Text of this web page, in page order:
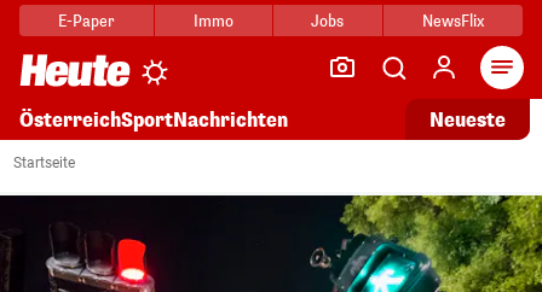
E-Paper Immo Jobs NewsFlix
ÖsterreichSportNachrichten Neueste
Startseite